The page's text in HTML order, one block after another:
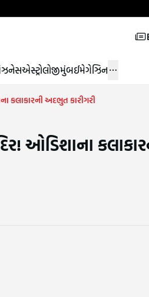
એસ્ટ્રોલોજીમુંબઈમેગેઝિન
કલાકારની અદભુત કારીગરી
ઓડિશાના